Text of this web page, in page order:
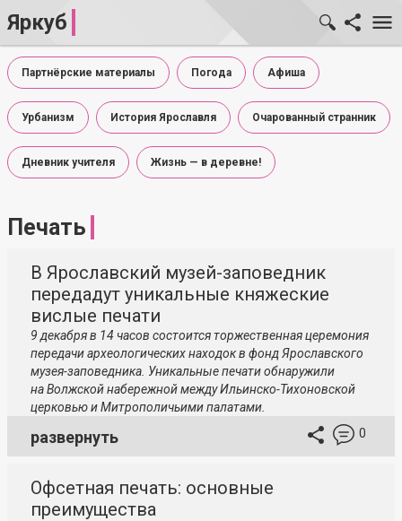
Яркуб
Партнёрские материалы Погода Афиша
Урбанизм История Ярославля Очарованный странник
Дневник учителя Жизнь — в деревне!
Печать
В Ярославский музей-заповедник
передадут уникальные княжеские
вислые печати
9 декабря в 14 часов состоится торжественная церемония
передачи археологических находок в фонд Ярославского
музея-заповедника. Уникальные печати обнаружили
на Волжской набережной между Ильинско-Тихоновской
церковью и Митрополичьими палатами.
развернуть 0
Офсетная печать: основные
преимущества